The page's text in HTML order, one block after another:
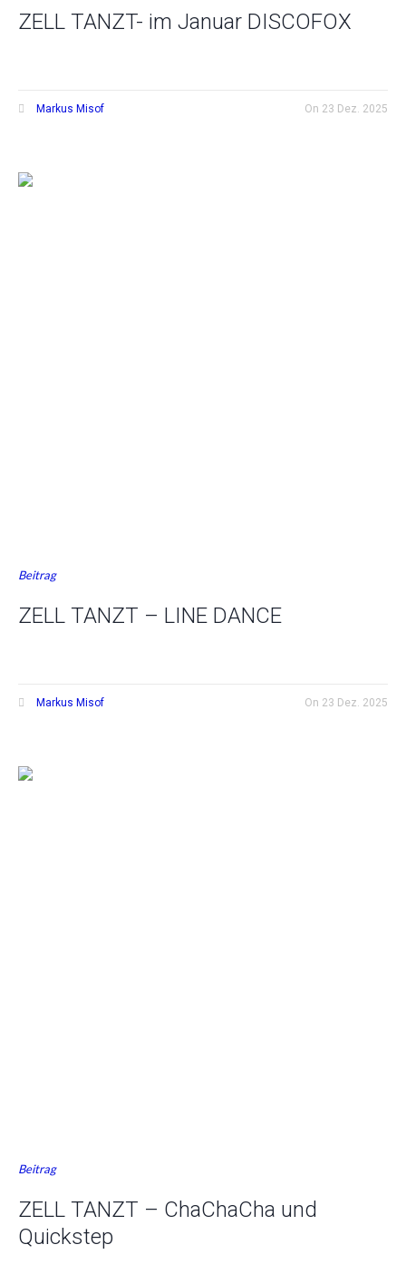
ZELL TANZT- im Januar DISCOFOX
On 23 Dez. 2025
Markus Misof
Beitrag
ZELL TANZT – LINE DANCE
On 23 Dez. 2025
Markus Misof
Beitrag
ZELL TANZT – ChaChaCha und
Quickstep